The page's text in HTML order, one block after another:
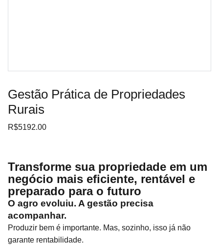
Gestão Prática de Propriedades
Rurais
R$5192.00
Transforme sua propriedade em um
negócio mais eficiente, rentável e
preparado para o futuro
O agro evoluiu. A gestão precisa
acompanhar.
Produzir bem é importante. Mas, sozinho, isso já não
garante rentabilidade.